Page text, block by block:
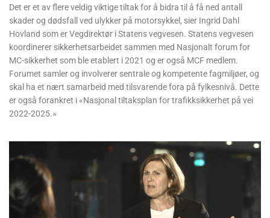
Det er et av flere veldig viktige tiltak for å bidra til å få ned antall
skader og dødsfall ved ulykker på motorsykkel, sier Ingrid Dahl
Hovland som er Vegdirektør i Statens vegvesen. Statens vegvesen
koordinerer sikkerhetsarbeidet sammen med Nasjonalt forum for
MC-sikkerhet som ble etablert i 2021 og er også MCF medlem.
Forumet samler og involverer sentrale og kompetente fagmiljøer, og
skal ha et nært samarbeid med tilsvarende fora på fylkesnivå. Dette
er også forankret i «Nasjonal tiltaksplan for trafikksikkerhet på vei
2022-2025.»